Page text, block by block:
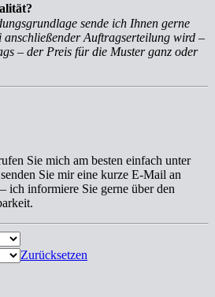
sende ich Ihnen gerne
anschließender Auftragserteilung wird –
– der Preis für die Muster ganz oder
Sie mich am besten einfach unter
Sie mir eine kurze E-Mail an
– ich informiere Sie gerne über den
Zurücksetzen